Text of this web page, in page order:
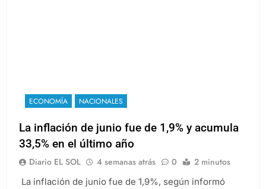
ECONOMÍA NACIONALES
La inflación de junio fue de 1,9% y acumula
33,5% en el último año
Diario EL SOL 4 semanas atrás 0 2 minutos
La inflación de junio fue de 1,9%, según informó